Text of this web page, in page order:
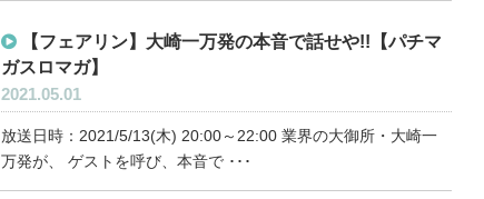
【フェアリン】大崎一万発の本音で話せや!!【パチマ
ガスロマガ】
2021.05.01
放送日時：2021/5/13(木) 20:00～22:00 業界の大御所・大崎一
万発が、 ゲストを呼び、本音で ･･･